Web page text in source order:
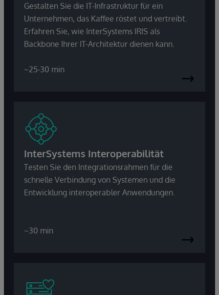
Gestalten Sie die IT-Infrastruktur für ein
Unternehmen, das Kaffee röstet und vertreibt.
Erfahren Sie, wie InterSystems IRIS als
Backbone Ihrer IT-Architektur dienen kann.
~25-30 min
InterSystems Interoperabilität
Testen Sie den Integrationsrahmen für die
schnelle Verbindung von Systemen und die
Entwicklung interoperabler Anwendungen.
~30 min